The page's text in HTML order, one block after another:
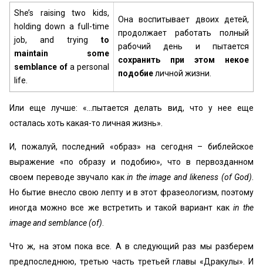
She’s raising two kids,
holding down a full-time
job, and trying to
maintain some
semblance of a personal
life.
Она воспитывает двоих детей,
продолжает работать полный
рабочий день и пытается
сохранить при этом некое
подобиеличной жизни.
Или еще лучше: «…пытается делать вид, что у нее еще
осталась хоть какая-то личная жизнь».
И, пожалуй, последний «образ» на сегодня – библейское
выражение «по образу и подобию», что в первозданном
своем переводе звучало как in the image and likeness (of God)
Но бытие внесло свою лепту и в этот фразеологизм, поэтому
иногда можно все же встретить и такой вариант как in the
image and semblance (of)
Что ж, на этом пока все. А в следующий раз мы разберем
предпоследнюю, третью часть третьей главы «Дракулы». И